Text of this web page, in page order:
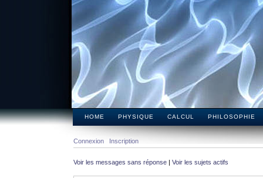
HOME PHYSIQUE CALCUL PHILOSOPHIE
Connexion Inscription
Voir les messages sans réponse | Voir les sujets actifs